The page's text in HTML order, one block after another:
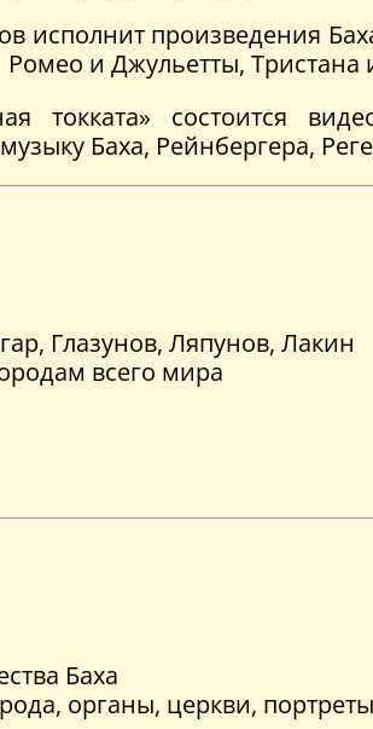
исполнит произведения
Ромео и Джульетты,
токката» состоится
Баха, Рейнбергера,
Глазунов, Ляпунов, Лакин
всего мира
Баха
органы, церкви,